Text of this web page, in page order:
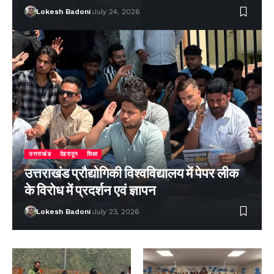
Lokesh Badoni July 24, 2026
उत्तराखंड देहरादून शिक्षा
उत्तराखंड प्रौद्योगिकी विश्वविद्यालय में पेपर लीक
के विरोध में प्रदर्शन एवं ज्ञापन
Lokesh Badoni July 23, 2026